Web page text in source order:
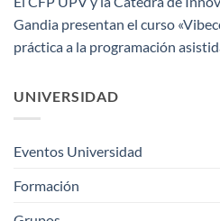
Gandia presentan el curso
práctica a la programación
UNIVERSIDAD
Eventos Universidad
Formación